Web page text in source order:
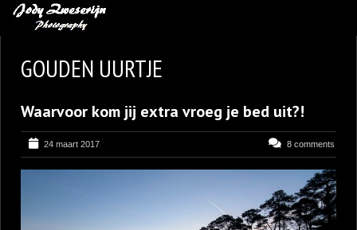
BLOG
LEREN VAN KUNST
BENCE MATE FOTOHUTTEN
OVER MIJ
GOUDEN UURTJE
Waarvoor kom jij extra vroeg je bed uit?!
24 maart 2017 8 comments